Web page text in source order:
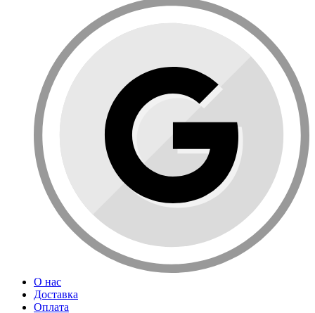
О нас
Доставка
Оплата